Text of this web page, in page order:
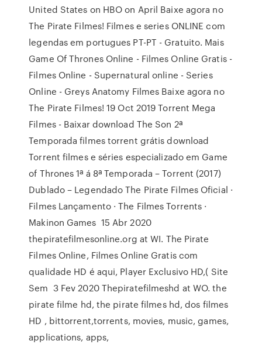
United States on HBO on April Baixe agora no
The Pirate Filmes! Filmes e series ONLINE com
legendas em portugues PT-PT - Gratuito. Mais
Game Of Thrones Online - Filmes Online Gratis -
Filmes Online - Supernatural online - Series
Online - Greys Anatomy Filmes Baixe agora no
The Pirate Filmes! 19 Oct 2019 Torrent Mega
Filmes - Baixar download The Son 2ª
Temporada filmes torrent grátis download
Torrent filmes e séries especializado em Game
of Thrones 1ª á 8ª Temporada – Torrent (2017)
Dublado – Legendado The Pirate Filmes Oficial ·
Filmes Lançamento · The Filmes Torrents ·
Makinon Games 15 Abr 2020
thepiratefilmesonline.org at WI. The Pirate
Filmes Online, Filmes Online Gratis com
qualidade HD é aqui, Player Exclusivo HD,( Site
Sem 3 Fev 2020 Thepiratefilmeshd at WO. the
pirate filme hd, the pirate filmes hd, dos filmes
HD , bittorrent,torrents, movies, music, games,
applications, apps,